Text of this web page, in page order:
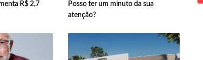
R$ 2,7
Posso ter um minuto da sua
atenção?